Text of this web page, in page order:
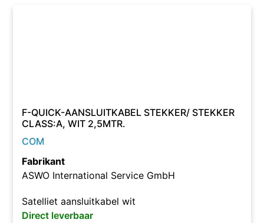
F-QUICK-AANSLUITKABEL STEKKER/ STEKKER
CLASS:A, WIT 2,5MTR.
COM
Fabrikant
ASWO International Service GmbH
Satelliet aansluitkabel wit
Direct leverbaar